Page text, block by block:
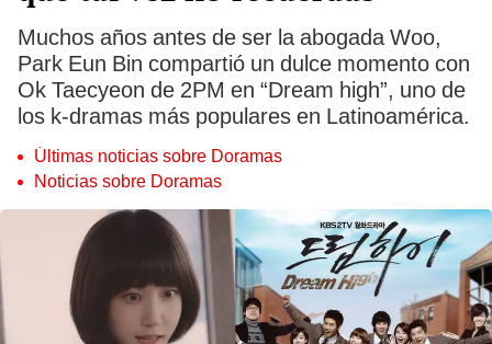
Muchos años antes de ser la abogada Woo,
Park Eun Bin compartió un dulce momento con
Ok Taecyeon de 2PM en “Dream high”, uno de
los k-dramas más populares en Latinoamérica.
Últimas noticias sobre Doramas
Noticias sobre Doramas